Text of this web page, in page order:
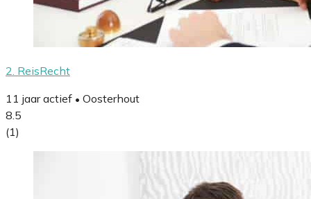
2. ReisRecht
11 jaar actief • Oosterhout
8.5
(1)